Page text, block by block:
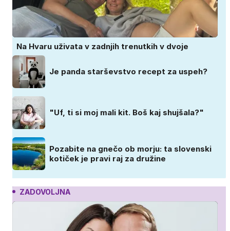
Na Hvaru uživata v zadnjih trenutkih v dvoje
Je panda starševstvo recept za uspeh?
"Uf, ti si moj mali kit. Boš kaj shujšala?"
Pozabite na gnečo ob morju: ta slovenski
kotiček je pravi raj za družine
ZADOVOLJNA